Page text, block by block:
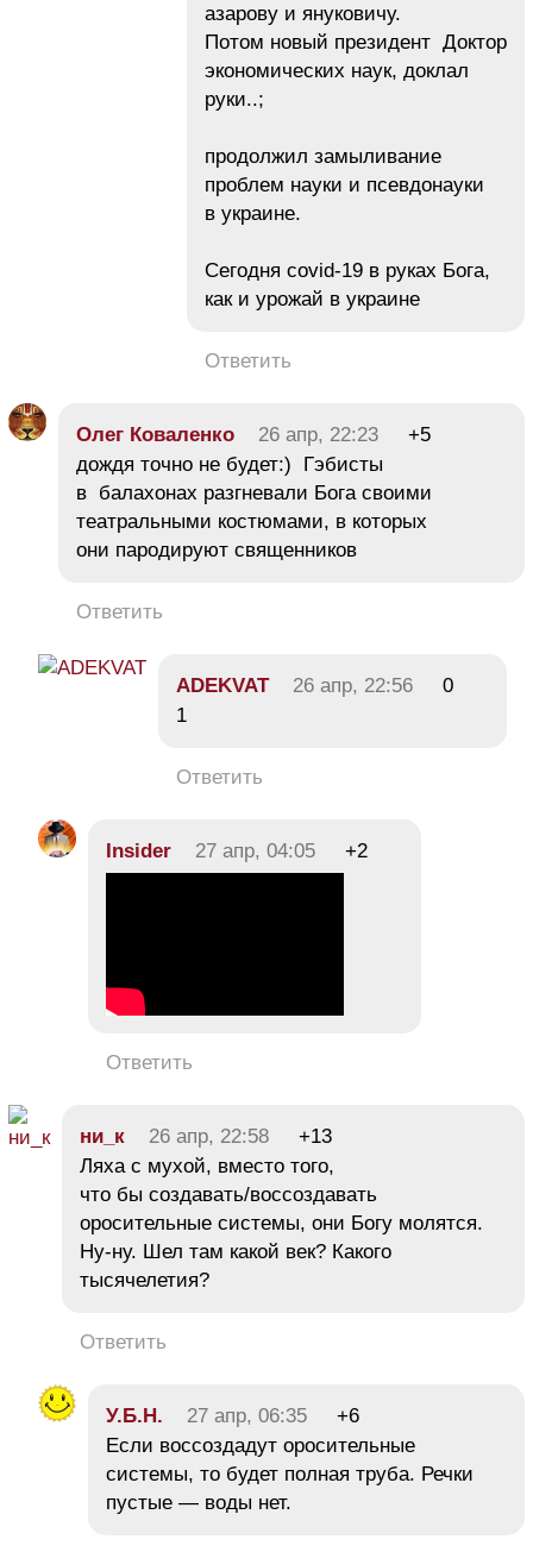
азарову и януковичу.
Потом новый президент Доктор
экономических наук, доклал
руки..;
продолжил замыливание
проблем науки и псевдонауки
в украине.
Сегодня covid-19 в руках Бога,
как и урожай в украине
Ответить
Олег Коваленко 26 апр, 22:23
+5
дождя точно не будет:) Гэбисты
в балахонах разгневали Бога своими
театральными костюмами, в которых
они пародируют священников
Ответить
ADEKVAT 26 апр, 22:56
0
1
Ответить
Insider 27 апр, 04:05 +2
Ответить
ни_к 26 апр, 22:58
+13
Ляха с мухой, вместо того,
что бы создавать/воссоздавать
оросительные системы, они Богу молятся.
Ну-ну. Шел там какой век? Какого
тысячелетия?
Ответить
У.Б.Н. 27 апр, 06:35
+6
Если воссоздадут оросительные
системы, то будет полная труба. Речки
пустые — воды нет.